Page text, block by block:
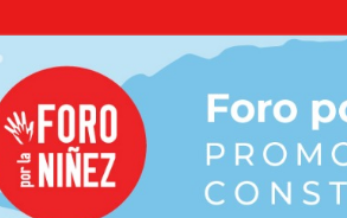
Promoviendo Derechos,